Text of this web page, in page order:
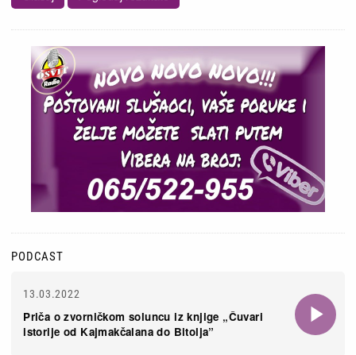
PODCAST
13.03.2022
Priča o zvorničkom soluncu iz knjige „Čuvari
istorije od Kajmakčalana do Bitolja”